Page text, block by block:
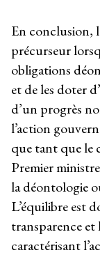
En conclusion,
précurseur
obligations
et de les doter
d’un progrès
l’action
que tant que le
Premier
la déontologie
L’équilibre est
transparence et
caractérisant